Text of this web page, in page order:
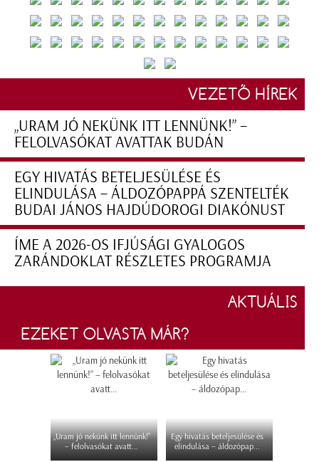
VEZETŐ HÍREK
„URAM JÓ NEKÜNK ITT LENNÜNK!” –
FELOLVASÓKAT AVATTAK BUDÁN
EGY HIVATÁS BETELJESÜLÉSE ÉS
ELINDULÁSA – ÁLDOZÓPAPPÁ SZENTELTÉK
BUDAI JÁNOS HAJDÚDOROGI DIAKÓNUST
ÍME A 2026-OS IFJÚSÁGI GYALOGOS
ZARÁNDOKLAT RÉSZLETES PROGRAMJA
AKTUÁLIS
EZEKET OLVASTA MÁR?
„Uram jó nekünk itt lennünk!”
– felolvasókat avatt...
Egy hivatás beteljesülése és
elindulása – áldozópap...